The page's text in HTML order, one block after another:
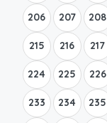
206 207 208
215 216 217
224 225 226
233 234 235